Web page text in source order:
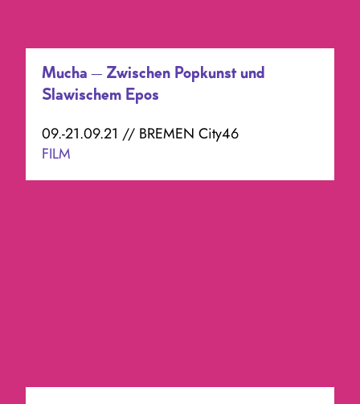
Mucha – Zwischen Popkunst und
Slawischem Epos
09.-21.09.21 // BREMEN City46
FILM